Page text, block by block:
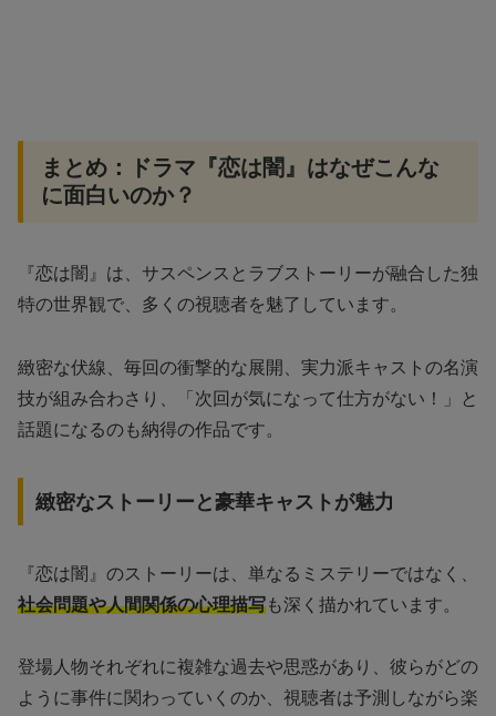
まとめ：ドラマ『恋は闇』はなぜこんな
に面白いのか？
『恋は闇』は、サスペンスとラブストーリーが融合した独
特の世界観で、多くの視聴者を魅了しています。
緻密な伏線、毎回の衝撃的な展開、実力派キャストの名演
技が組み合わさり、「次回が気になって仕方がない！」と
話題になるのも納得の作品です。
緻密なストーリーと豪華キャストが魅力
『恋は闇』のストーリーは、単なるミステリーではなく、
社会問題や人間関係の心理描写も深く描かれています。
登場人物それぞれに複雑な過去や思惑があり、彼らがどの
ように事件に関わっていくのか、視聴者は予測しながら楽